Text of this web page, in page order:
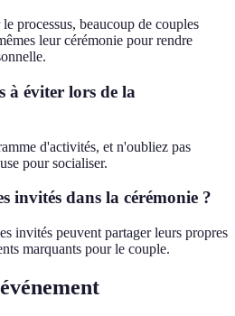
processus, beaucoup de couples
leur cérémonie pour rendre
à éviter lors de la
d'activités, et n'oubliez pas
pour socialiser.
invités dans la cérémonie ?
invités peuvent partager leurs propres
marquants pour le couple.